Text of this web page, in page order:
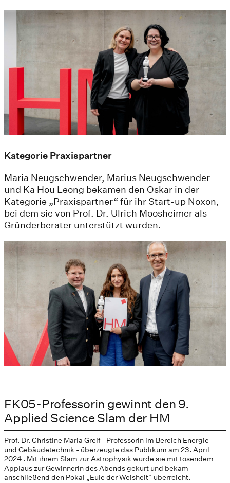
Kategorie Praxispartner
Maria Neugschwender, Marius Neugschwender
und Ka Hou Leong bekamen den Oskar in der
Kategorie „Praxispartner“ für ihr Start-up Noxon,
bei dem sie von Prof. Dr. Ulrich Moosheimer als
Gründerberater unterstützt wurden.
FK05-Professorin gewinnt den 9.
Applied Science Slam der HM
Prof. Dr. Christine Maria Greif - Professorin im Bereich Energie-
und Gebäudetechnik - überzeugte das Publikum am 23. April
2024 . Mit ihrem Slam zur Astrophysik wurde sie mit tosendem
Applaus zur Gewinnerin des Abends gekürt und bekam
anschließend den Pokal „Eule der Weisheit“ überreicht.